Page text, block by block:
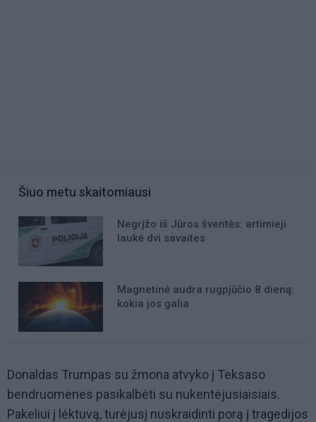
Šiuo metu skaitomiausi
Negrįžo iš Jūros šventės: artimieji
laukė dvi savaites
Magnetinė audra rugpjūčio 8 dieną:
kokia jos galia
Donaldas Trumpas su žmona atvyko į Teksaso
bendruomenes pasikalbėti su nukentėjusiaisiais.
Pakeliui į lėktuvą, turėjusį nuskraidinti porą į tragedijos